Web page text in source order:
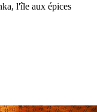
l'île aux épices